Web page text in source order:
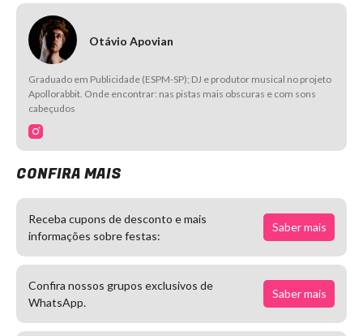
Otávio Apovian
Graduado em Publicidade (ESPM-SP); DJ e produtor musical no projeto
Apollorabbit. Onde encontrar: nas pistas mais obscuras e com sons
cabeçudos
CONFIRA MAIS
Receba cupons de desconto e mais
informações sobre festas:
Saber mais
Confira nossos grupos exclusivos de
WhatsApp.
Saber mais